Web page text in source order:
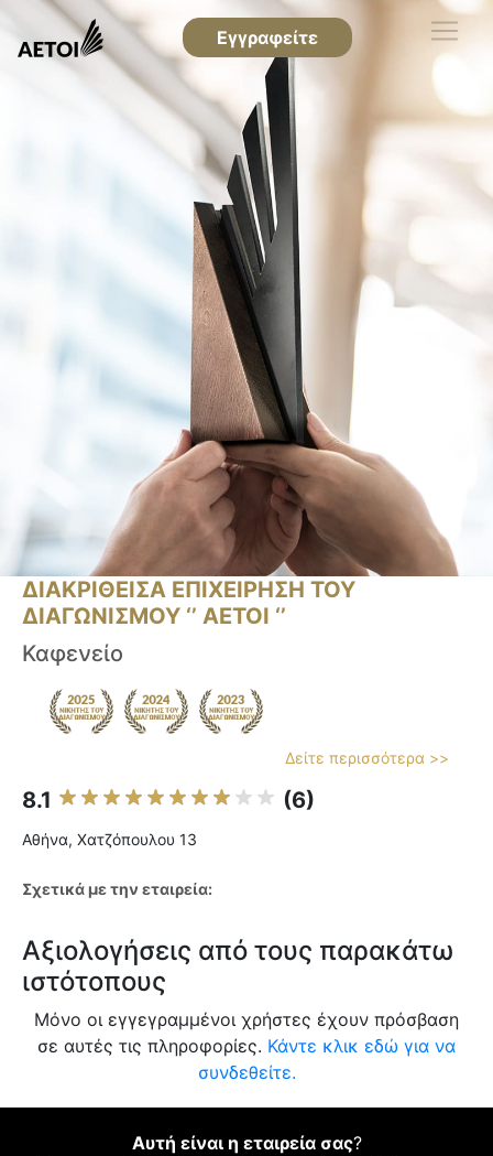
Εγγραφείτε
ΔΙΑΚΡΙΘΕΙΣΑ ΕΠΙΧΕΙΡΗΣΗ ΤΟΥ
ΔΙΑΓΩΝΙΣΜΟΥ ‘’ ΑΕΤΟΙ ‘’
Καφενείο
Δείτε περισσότερα >>
8.1 (6)
Αθήνα, Χατζόπουλου 13
Σχετικά με την εταιρεία:
Αξιολογήσεις από τους παρακάτω
ιστότοπους
Μόνο οι εγγεγραμμένοι χρήστες έχουν πρόσβαση
σε αυτές τις πληροφορίες. Κάντε κλικ εδώ για να
συνδεθείτε.
Αυτή είναι η εταιρεία σας?